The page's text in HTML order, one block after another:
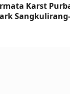
Karst